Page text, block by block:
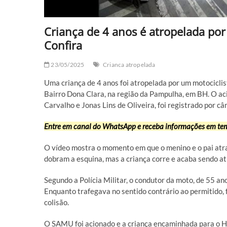
Criança de 4 anos é atropelada
Confira
23/05/2025 Crianca atropelada
Uma criança de 4 anos foi atropelada por um
Bairro Dona Clara, na região da Pampulha, em BH. O
Carvalho e Jonas Lins de Oliveira, foi registrado por
Entre em canal do WhatsApp e receba informações em
O vídeo mostra o momento em que o menino e o pai
dobram a esquina, mas a criança corre e acaba sendo
Segundo a Polícia Militar, o condutor da moto, de 55
Enquanto trafegava no sentido contrário ao
colisão.
O SAMU foi acionado e a criança encaminhada para o